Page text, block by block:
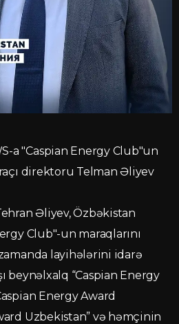
a "Caspian Energy Club"un
direktoru Telman Əliyev
Əliyev, Özbəkistan
Club"-un maraqlarını
layihələrini idarə
beynəlxalq “Caspian Energy
Energy Award
Uzbekistan” və həmçinin